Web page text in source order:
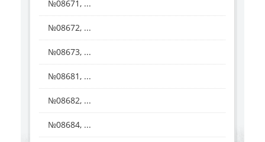
№08671, ...
№08672, ...
№08673, ...
№08681, ...
№08682, ...
№08684, ...